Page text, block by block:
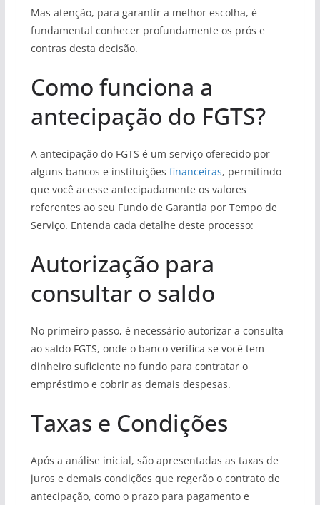
Mas atenção, para garantir a melhor escolha, é
fundamental conhecer profundamente os prós e
contras desta decisão.
Como funciona a
antecipação do FGTS?
A antecipação do FGTS é um serviço oferecido por
alguns bancos e instituições financeiras, permitindo
que você acesse antecipadamente os valores
referentes ao seu Fundo de Garantia por Tempo de
Serviço. Entenda cada detalhe deste processo:
Autorização para
consultar o saldo
No primeiro passo, é necessário autorizar a consulta
ao saldo FGTS, onde o banco verifica se você tem
dinheiro suficiente no fundo para contratar o
empréstimo e cobrir as demais despesas.
Taxas e Condições
Após a análise inicial, são apresentadas as taxas de
juros e demais condições que regerão o contrato de
antecipação, como o prazo para pagamento e